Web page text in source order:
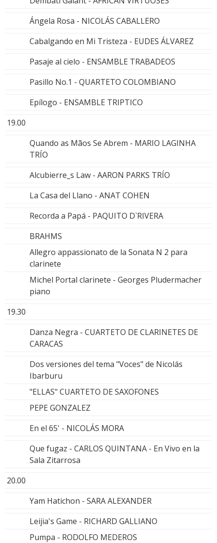
Ángela Rosa - NICOLÁS CABALLERO
Cabalgando en Mi Tristeza - EUDES ÁLVAREZ
Pasaje al cielo - ENSAMBLE TRABADEOS
Pasillo No.1 - QUARTETO COLOMBIANO
Epílogo - ENSAMBLE TRIPTICO
19.00
Quando as Mãos Se Abrem - MARIO LAGINHA
TRÍO
Alcubierre_s Law - AARON PARKS TRÍO
La Casa del Llano - ANAT COHEN
Recorda a Papá - PAQUITO D`RIVERA
BRAHMS
Allegro appassionato de la Sonata N 2 para
clarinete
Michel Portal clarinete - Georges Pludermacher
piano
19.30
Danza Negra - CUARTETO DE CLARINETES DE
CARACAS
Dos versiones del tema "Voces" de Nicolás
Ibarburu
"ELLAS" CUARTETO DE SAXOFONES
PEPE GONZALEZ
En el 65' - NICOLÁS MORA
Que fugaz - CARLOS QUINTANA - En Vivo en la
Sala Zitarrosa
20.00
Yam Hatichon - SARA ALEXANDER
Leijia's Game - RICHARD GALLIANO
Pumpa - RODOLFO MEDEROS